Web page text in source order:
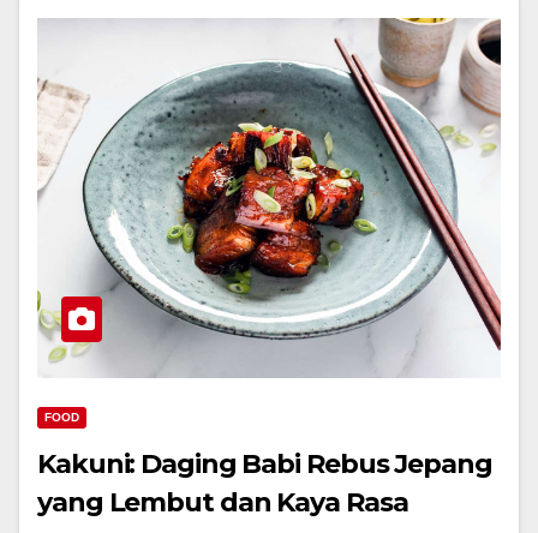
FOOD
Kakuni: Daging Babi Rebus Jepang
yang Lembut dan Kaya Rasa